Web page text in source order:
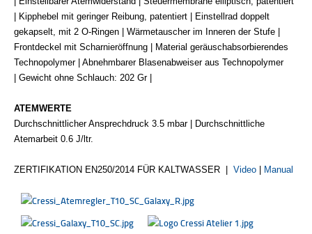
| Kipphebel mit geringer Reibung, patentiert | Einstellrad doppelt
gekapselt, mit 2 O-Ringen | Wärmetauscher im Inneren der Stufe |
Frontdeckel mit Scharnieröffnung | Material geräuschabsorbierendes
Technopolymer | Abnehmbarer Blasenabweiser aus Technopolymer
| Gewicht ohne Schlauch: 202 Gr |
ATEMWERTE
Durchschnittlicher Ansprechdruck 3.5 mbar | Durchschnittliche
Atemarbeit 0.6 J/ltr.
ZERTIFIKATION EN250/2014 FÜR KALTWASSER | Video| Manual